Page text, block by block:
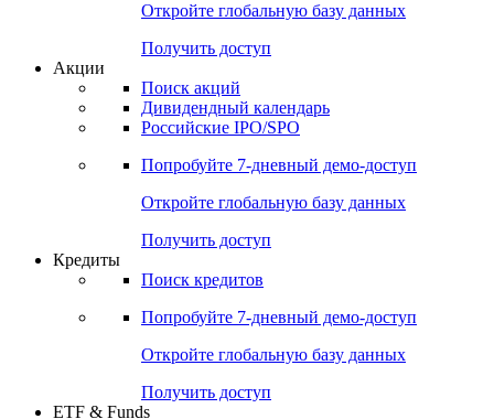
Опросы
Попробуйте7-дневный
Откройте глобальную базу данных
Получить доступ
Поиск акций
Российские IPO/SPO
Попробуйте7-дневный
Откройте глобальную базу данных
Получить доступ
Поиск кредитов
Попробуйте7-дневный